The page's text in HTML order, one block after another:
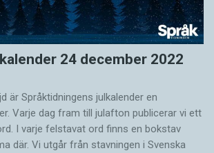
24 december 2022
är Språktidningens julkalender en
Varje dag fram till julafton publicerar vi ett
I varje felstavat ord finns en bokstav
där. Vi utgår från stavningen i Svenska